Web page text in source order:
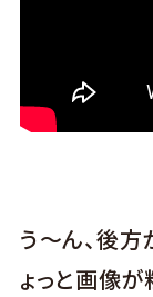
う～ん、後方
ょっと画像が